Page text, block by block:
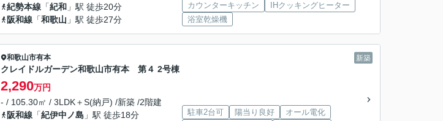
紀勢本線 「紀和 」駅 徒歩20分
阪和線 「和歌山 」駅 徒歩27分
カウンターキッチン
IHクッキングヒーター
浴室乾燥機
新築
和歌山市有本
クレイドルガーデン和歌山市有本 第４ 2号棟
2,290万円
- / 105.30㎡ / 3LDK＋S(納戸) /新築 /2階建
阪和線 「紀伊中ノ島 」駅 徒歩18分
駐車2台可 陽当り良好
オール電化